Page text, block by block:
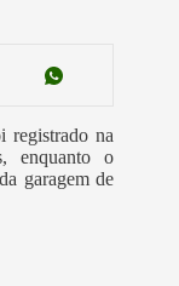
registrado na
enquanto o
garagem de